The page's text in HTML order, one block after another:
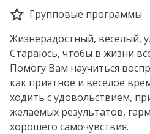
Групповые программы
Жизнерадостный, веселый,
Стараюсь, чтобы в жизни
Помогу Вам научиться
как приятное и веселое
ходить с удовольствием,
желаемых результатов,
хорошего самочувствия.